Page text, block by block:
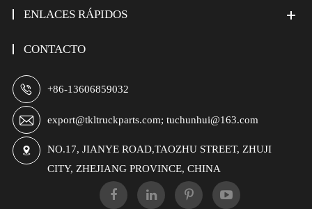
ENLACES RÁPIDOS
CONTACTO
 +86-13606859032
 export@tkltruckparts.com; tuchunhui@163.com

NO.17, JIANYE ROAD,TAOZHU STREET, ZHUJI
CITY, ZHEJIANG PROVINCE, CHINA